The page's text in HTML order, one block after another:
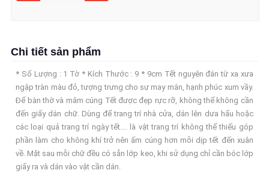
Chi tiết sản phẩm
* Số Lượng : 1 Tờ * Kích Thước : 9 * 9cm Tết nguyên đán từ xa xưa
ngập tràn màu đỏ, tượng trưng cho sự may mắn, hạnh phúc xum vầy.
Để bàn thờ và mâm cúng Tết được đẹp rực rỡ, không thể không cần
đến giấy dán chữ. Dùng để trang trí nhà cửa, dán lên dưa hấu hoặc
các loại quả trang trí ngày tết.... là vật trang trí không thể thiếu góp
phần làm cho không khí trở nên ấm cúng hơn mỗi dịp tết đến xuân
về. Mặt sau mỗi chữ đều có sẵn lớp keo, khi sử dụng chỉ cần bóc lớp
giấy ra và dán vào vật cần dán.